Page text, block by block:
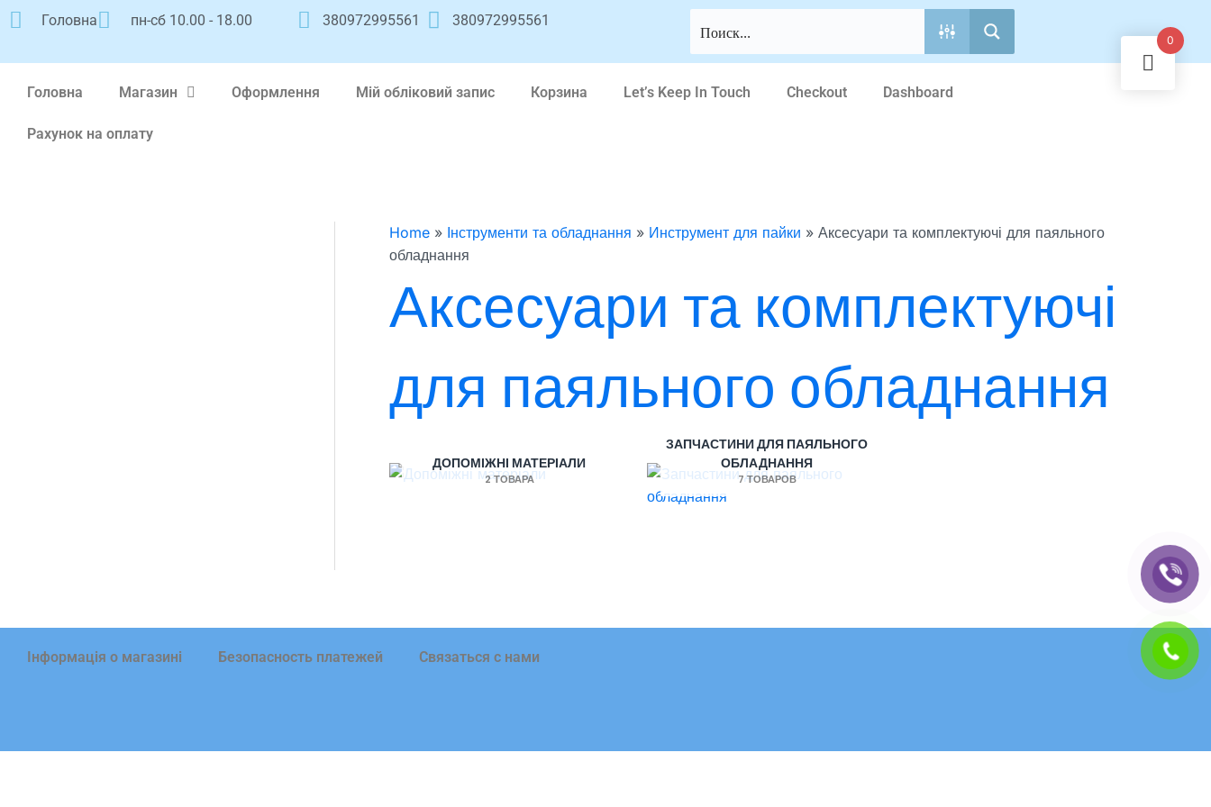
Перейти
Головна пн-сб 10.00 - 18.00 380972995561 380972995561
Головна Магазин Оформлення Мій обліковий запис Корзина Let’s Keep In Touch Checkout Dashboard
Рахунок на оплату
Home » Інструменти та обладнання » Инструмент для пайки » Аксесуари та комплектуючі для паяльного
обладнання
Аксесуари та комплектуючі
для паяльного обладнання
ДОПОМІЖНІ МАТЕРІАЛИ
2 ТОВАРА
ЗАПЧАСТИНИ ДЛЯ ПАЯЛЬНОГО
ОБЛАДНАННЯ
7 ТОВАРОВ
Інформація о магазині Безопасность платежей Связаться с нами
0